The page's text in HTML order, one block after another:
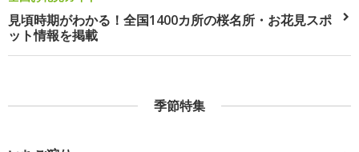
見頃時期がわかる！全国1400カ所の桜名所・お花見スポ
ット情報を掲載
季節特集